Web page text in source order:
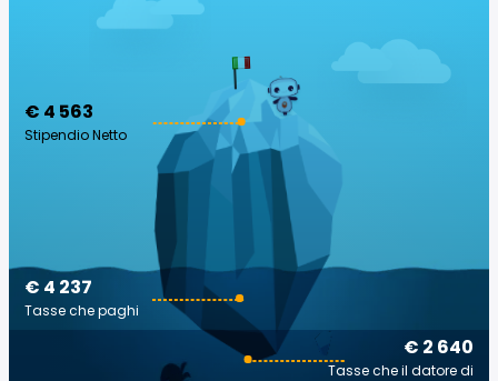
€ 4 563
Stipendio Netto
€ 2 640
Tasse che il datore di
€ 4 237
Tasse che paghi